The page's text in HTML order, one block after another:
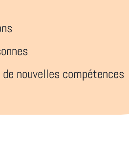
nouvelles compétences